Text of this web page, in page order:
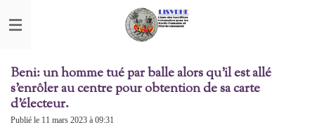
au
Beni: un homme tué par balle alors qu'il est allé
s'enrôler au centre pour obtention de sa carte
d'électeur.
Publié le 11 mars 2023 à 09:31